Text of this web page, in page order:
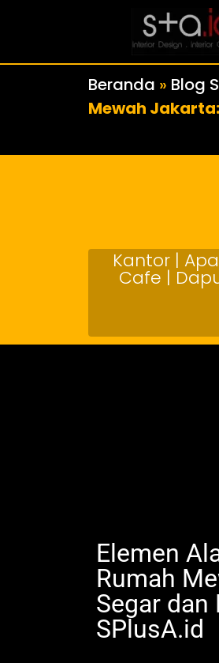
Beranda » Blog
Mewah
Kantor |
Cafe |
Elemen
Rumah
Segar dan
SPlusA.id